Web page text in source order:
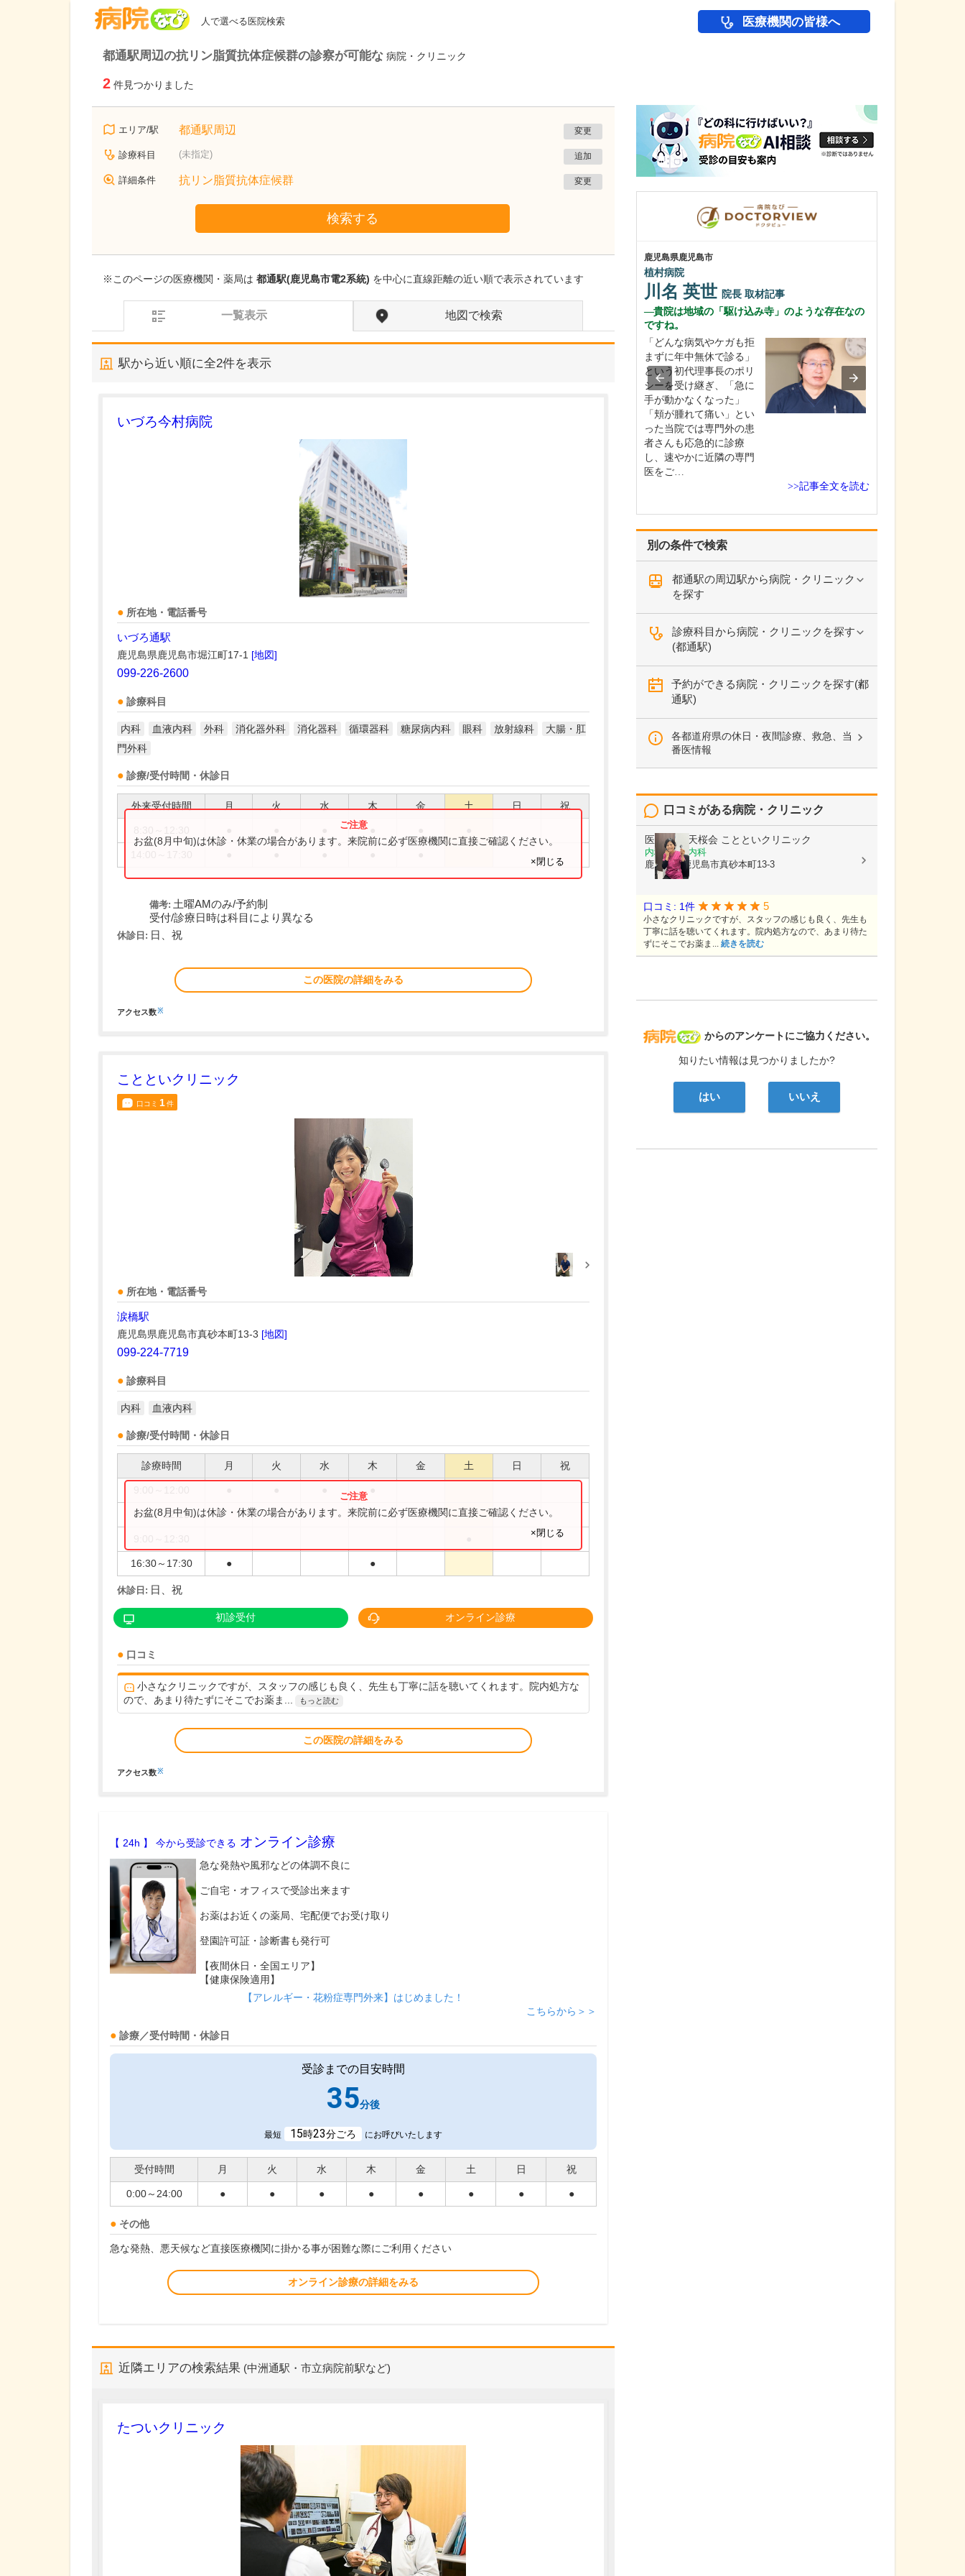
人で選べる医院検索 医療機関の皆様へ
都通駅周辺の抗リン脂質抗体症候群の診察が可能な 病院・クリニック
2 件見つかりました
エリア/駅 都通駅周辺 変更
診療科目 (未指定) 追加
詳細条件 抗リン脂質抗体症候群 変更
検索する
※このページの医療機関・薬局は 都通駅(鹿児島市電2系統) を中心に直線距離の近い順で表示されています
一覧表示 地図で検索
駅から近い順に全2件を表示
いづろ今村病院
所在地・電話番号
いづろ通駅
鹿児島県鹿児島市堀江町17-1 [地図]
099-226-2600
診療科目
内科 血液内科 外科 消化器外科 消化器科 循環器科 糖尿病内科 眼科 放射線科
大腸・肛
門外科
診療/受付時間・休診日
外来受付時間 月 火 水 木 金 土 日 祝
お盆(8月中旬)は休診・休業の場合があります。来院前に必ず医療機関に直接ご確認ください。
×閉じる
備考: 土曜AMのみ/予約制
受付/診療日時は科目により異なる
休診日: 日、祝
この医院の詳細をみる
アクセス数※
ことといクリニック
口コミ 1件
所在地・電話番号
涙橋駅
鹿児島県鹿児島市真砂本町13-3 [地図]
099-224-7719
診療科目
内科 血液内科
診療/受付時間・休診日
診療時間 月 火 水 木 金 土 日 祝
9:00～12:15 ●
16:30～17:30 ● ●
お盆(8月中旬)は休診・休業の場合があります。来院前に必ず医療機関に直接ご確認ください。
×閉じる
休診日: 日、祝
初診受付 オンライン診療
口コミ
小さなクリニックですが、スタッフの感じも良く、先生も丁寧に話を聴いてくれます。院内処方な
ので、あまり待たずにそこでお薬ま...
もっと読む
この医院の詳細をみる
アクセス数※
【 24h 】 今から受診できる オンライン診療
急な発熱や風邪などの体調不良に
ご自宅・オフィスで受診出来ます
お薬はお近くの薬局、宅配便でお受け取り
登園許可証・診断書も発行可
【夜間休日・全国エリア】
【健康保険適用】
【アレルギー・花粉症専門外来】はじめました！
こちらから＞＞
診療／受付時間・休診日
受診までの目安時間
35分後
最短 15時23分ごろ にお呼びいたします
受付時間 月 火 水 木 金 土 日 祝
0:00～24:00 ● ● ● ● ● ● ● ●
その他
急な発熱、悪天候など直接医療機関に掛かる事が困難な際にご利用ください
オンライン診療の詳細をみる
近隣エリアの検索結果 (中洲通駅・市立病院前駅など)
たついクリニック
別の条件で検索
都通駅の周辺駅から病院・クリニック
を探す
診療科目から病院・クリニックを探す
(都通駅)
予約ができる病院・クリニックを探す(都
通駅)
各都道府県の休日・夜間診療、救急、当
番医情報
病院なび
からのアンケートにご協力ください。
知りたい情報は見つかりましたか?
はい いいえ
口コミがある病院・クリニック
医療法人 天桜会 ことといクリニック
内科, 血液内科
鹿児島県鹿児島市真砂本町13-3
口コミ: 1件 5
小さなクリニックですが、スタッフの感じも良く、先生も
丁寧に話を聴いてくれます。院内処方なので、あまり待た
ずにそこでお薬ま... 続きを読む
鹿児島県鹿児島市
植村病院
川名 英世 院長 取材記事
貴院は地域の「駆け込み寺」のような存在なの
ですね。
「どんな病気やケガも拒
まずに年中無休で診る」
という初代理事長のポリ
シーを受け継ぎ、「急に
手が動かなくなった」
「頬が腫れて痛い」とい
った当院では専門外の患
者さんも応急的に診療
し、速やかに近隣の専門
医をご…
>>記事全文を読む
福岡県福岡市早良区
干隈すみれ内科クリニック
今後の展望として、何かお考えになっているこ
ひとつは「訪問診療」で